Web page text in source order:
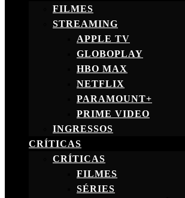
FILMES
STREAMING
APPLE TV
GLOBOPLAY
HBO MAX
NETFLIX
PARAMOUNT+
PRIME VIDEO
INGRESSOS
CRÍTICAS
CRÍTICAS
FILMES
SÉRIES